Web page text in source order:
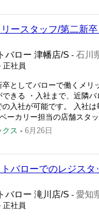
ースタッフ/第二新
バロー 津幡店/S - 石川
正社員
卒としてバローで働くメ
きる ・入社まで、近隣
入社が可能です。 入社
ーカリー担当の店舗スタ
クス - 6月26日
バローでのレジス
バロー 滝川店/S - 愛知
正社員